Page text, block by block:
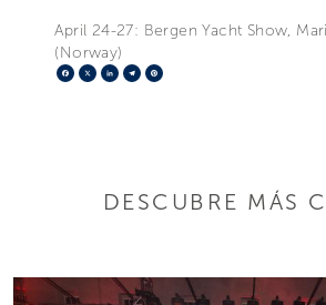
April 24-27: Bergen Yacht Show,
(Norway)
Facebook
X LinkedIn
Telegram
DESCUBRE MÁS